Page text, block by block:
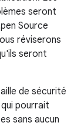
seront
Source
réviserons
seront
de sécurité
pourrait
sans aucun